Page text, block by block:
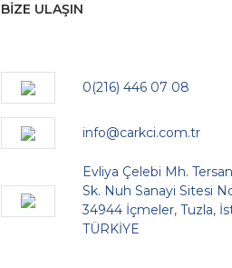
BİZE ULAŞIN
0(216) 446 07 08
info@carkci.com.tr
Evliya Çelebi Mh.
Sk. Nuh Sanayi Sitesi
34944 İçmeler, Tuzla,
TÜRKİYE